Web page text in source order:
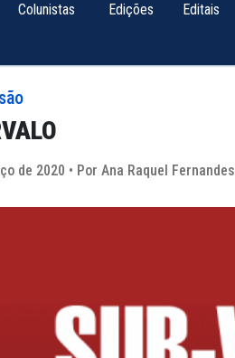
Colunistas Edições Editais
de 2020 • Por Ana Raquel Fernandes